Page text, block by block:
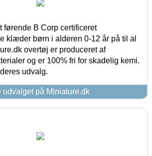
førende B Corp certificeret
klæder børn i alderen 0-12 år på til al
overtøj er produceret af
og er 100% fri for skadelig kemi.
udvalg.
udvalget på Miniature.dk